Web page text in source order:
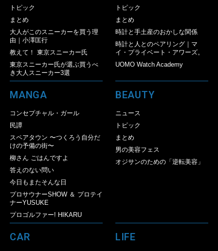
トピック
まとめ
大人がこのスニーカーを買う理
由｜小澤匡行
教えて！ 東京スニーカー氏
東京スニーカー氏が選ぶ買うべ
き大人スニーカー3選
トピック
まとめ
時計と手土産のおかしな関係
時計と人とのペアリング｜マ
イ・プライベート・アワーズ。
UOMO Watch Academy
MANGA
コンセプチャル・ガール
民譚
スペアタウン 〜つくろう自分だ
けの予備の街〜
柳さん ごはんですよ
答えのない問い
今日もまたそんな日
プロサウナーSHOW ＆ プロテイ
ナーYUSUKE
プロゴルファー! HIKARU
BEAUTY
ニュース
トピック
まとめ
男の美容フェス
オジサンのための「逆転美容」
CAR LIFE